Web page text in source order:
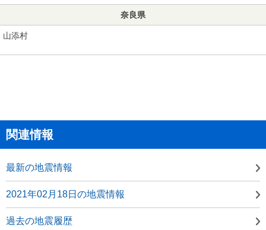
奈良県
山添村
関連情報
最新の地震情報
2021年02月18日の地震情報
過去の地震履歴